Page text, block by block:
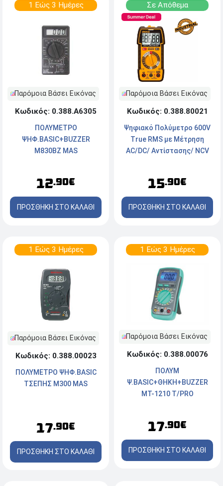
1 Εώς 3 Ημέρες
Παρόμοια Βάσει Εικόνας
Κωδικός: 0.388.Α6305
ΠΟΛΥΜΕΤΡΟ
ΨΗΦ.ΒΑSΙC+ΒUΖΖΕR
M830BZ MAS
12.90€
ΠΡΟΣΘΗΚΗ ΣΤΟ ΚΑΛΑΘΙ
Σε Απόθεμα
Παρόμοια Βάσει Εικόνας
Κωδικός: 0.388.80021
Ψηφιακό Πολύμετρο 600V
True RMS με Μέτρηση
AC/DC/ Αντίστασης/ NCV
15.90€
ΠΡΟΣΘΗΚΗ ΣΤΟ ΚΑΛΑΘΙ
1 Εώς 3 Ημέρες
Παρόμοια Βάσει Εικόνας
Κωδικός: 0.388.00023
ΠΟΛΥΜΕΤΡΟ ΨΗΦ.BASIC
ΤΣΕΠΗΣ M300 MAS
17.90€
ΠΡΟΣΘΗΚΗ ΣΤΟ ΚΑΛΑΘΙ
1 Εώς 3 Ημέρες
Παρόμοια Βάσει Εικόνας
Κωδικός: 0.388.00076
ΠΟΛΥΜ
Ψ.ΒΑSΙC+ΘΗΚΗ+ΒUΖΖΕR
MT-1210 T/PRO
17.90€
ΠΡΟΣΘΗΚΗ ΣΤΟ ΚΑΛΑΘΙ